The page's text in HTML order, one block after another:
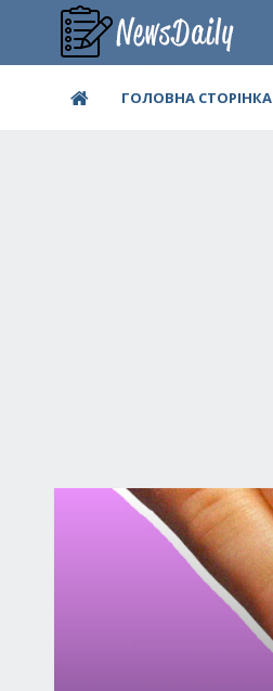
ГОЛОВНА СТОРІНКА